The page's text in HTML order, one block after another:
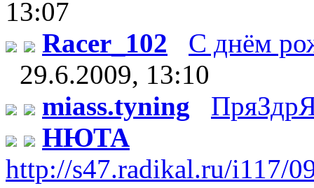
13:07
Racer_102
С днём
29.6.2009, 13:10
miass.tyning
НЮТА
http://s47.radikal.ru/i117/